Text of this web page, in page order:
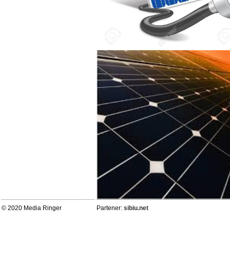
© 2020 Media Ringer Partener: sibiu.net